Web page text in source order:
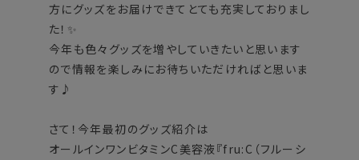
方にグッズをお届けできてとても充実しておりまし
た！✨
今年も色々グッズを増やしていきたいと思います
ので情報を楽しみにお待ちいただければと思いま
す♪
さて！今年最初のグッズ紹介は
オールインワンビタミンC美容液『fru:C（フルーシ